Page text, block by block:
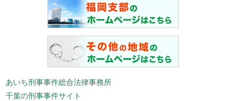
あいち刑事事件総合法律事務所
千葉の刑事事件サイト